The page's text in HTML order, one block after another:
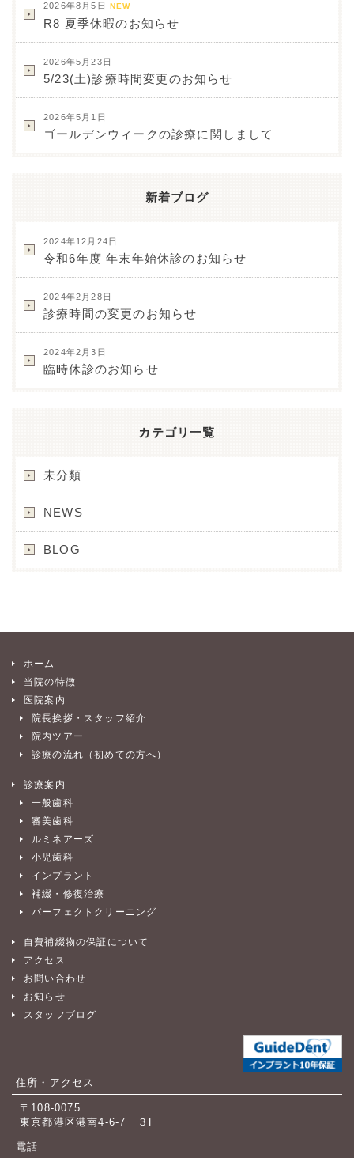
2026年8月5日 NEW
R8 夏季休暇のお知らせ
2026年5月23日
5/23(土)診療時間変更のお知らせ
2026年5月1日
ゴールデンウィークの診療に関しまして
新着ブログ
2024年12月24日
令和6年度 年末年始休診のお知らせ
2024年2月28日
診療時間の変更のお知らせ
2024年2月3日
臨時休診のお知らせ
カテゴリ一覧
未分類
NEWS
BLOG
ホーム
当院の特徴
医院案内
院長挨拶・スタッフ紹介
院内ツアー
診療の流れ（初めての方へ）
診療案内
一般歯科
審美歯科
ルミネアーズ
小児歯科
インプラント
補綴・修復治療
パーフェクトクリーニング
自費補綴物の保証について
アクセス
お問い合わせ
お知らせ
スタッフブログ
住所・アクセス
〒108-0075
東京都港区港南4-6-7 ３F
電話